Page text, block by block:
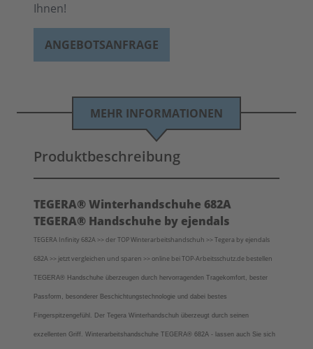
Ihnen!
ANGEBOTSANFRAGE
MEHR INFORMATIONEN
Produktbeschreibung
TEGERA® Winterhandschuhe 682A
TEGERA® Handschuhe by ejendals
TEGERA Infinity 682A >> der TOP Winterarbeitshandschuh >> Tegera by ejendals
682A >> jetzt vergleichen und sparen >> online bei TOP-Arbeitsschutz.de bestellen
TEGERA® Handschuhe überzeugen durch hervorragenden Tragekomfort, bester
Passform, besonderer Beschichtungstechnologie und dabei bestes
Fingerspitzengefühl. Der Tegera Winterhandschuh überzeugt durch seinen
exzellenten Griff. Winterarbeitshandschuhe TEGERA® 682A - lassen auch Sie sich